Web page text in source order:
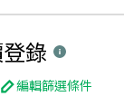
錄
編輯篩選條件